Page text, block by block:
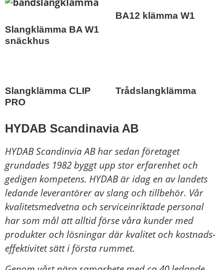
Slangklämma BA W1
snäckhus
BA12 klämma W1
Slangklämma CLIP
PRO
Trådslangklämma
HYDAB Scandinavia AB
HYDAB Scandinvia AB har sedan företaget
grundades 1982 byggt upp stor erfarenhet och
gedigen kompetens. HYDAB är idag en av landets
ledande leverantörer av slang och tillbehör. Vår
kvalitetsmedvetna och serviceinriktade personal
har som mål att alltid förse våra kunder med
produkter och lösningar där kvalitet och kostnads-
effektivitet sätt i första rummet.